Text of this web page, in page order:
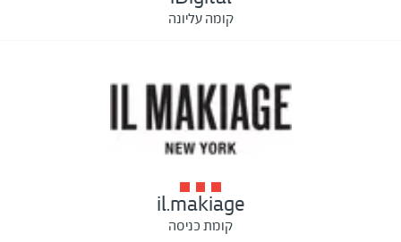
קומה עליונה
il.makiage
קומת כניסה